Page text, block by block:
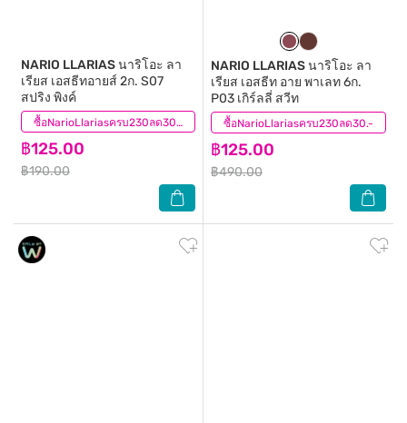
ซื้อNarioLlariasครบ230ลด30.-
NARIO LLARIASนาริโอะ ลา
เรียส เอสธีทอายส์ 2ก. S07
สปริง พิงค์
฿125.00
฿190.00
(1) ซื้อNarioLlariasครบ230ลด30.-
NARIO LLARIASนาริโอะ ลา
เรียส เอสธีท อาย พาเลท 6ก.
P03 เกิร์ลลี่ สวีท
฿125.00
฿490.00
(3)